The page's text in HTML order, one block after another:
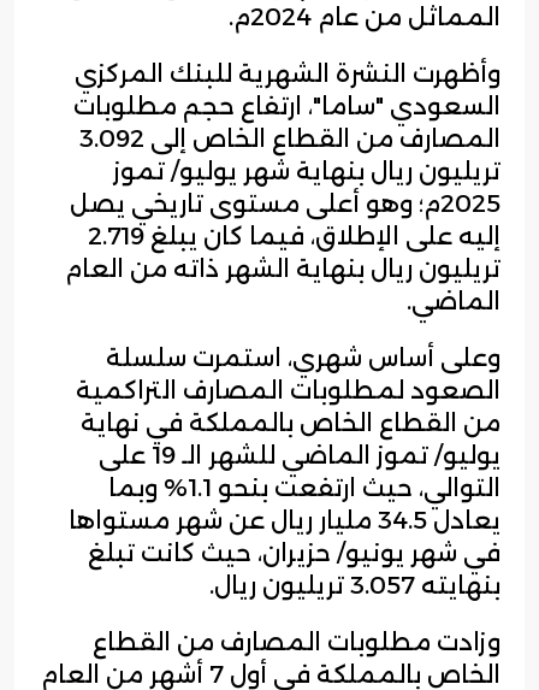
المماثل من عام 2024م.
وأظهرت النشرة الشهرية للبنك المركزي
السعودي "ساما"، ارتفاع حجم مطلوبات
المصارف من القطاع الخاص إلى 3.092
تريليون ريال بنهاية شهر يوليو/ تموز
2025م؛ وهو أعلى مستوى تاريخي يصل
إليه على الإطلاق، فيما كان يبلغ 2.719
تريليون ريال بنهاية الشهر ذاته من العام
الماضي.
وعلى أساس شهري، استمرت سلسلة
الصعود لمطلوبات المصارف التراكمية
من القطاع الخاص بالمملكة في نهاية
يوليو/ تموز الماضي للشهر الـ 19 على
التوالي، حيث ارتفعت بنحو 1.1% وبما
يعادل 34.5 مليار ريال عن شهر مستواها
في شهر يونيو/ حزيران، حيث كانت تبلغ
بنهايته 3.057 تريليون ريال.
وزادت مطلوبات المصارف من القطاع
الخاص بالمملكة في أول 7 أشهر من العام